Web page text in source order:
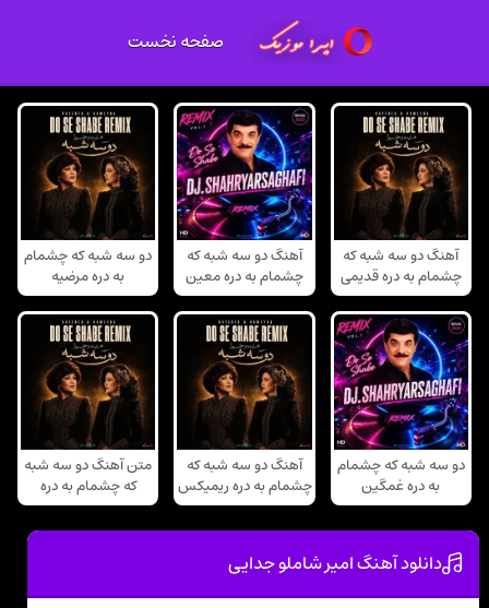
صفحه نخست
آهنگ دو سه شبه که
چشمام به دره قدیمی
آهنگ دو سه شبه که
چشمام به دره معین
دو سه شبه که چشمام
به دره مرضیه
دو سه شبه که چشمام
به دره غمگین
آهنگ دو سه شبه که
چشمام به دره ریمیکس
متن آهنگ دو سه شبه
که چشمام به دره
دانلود آهنگ امیر شاملو جدایی